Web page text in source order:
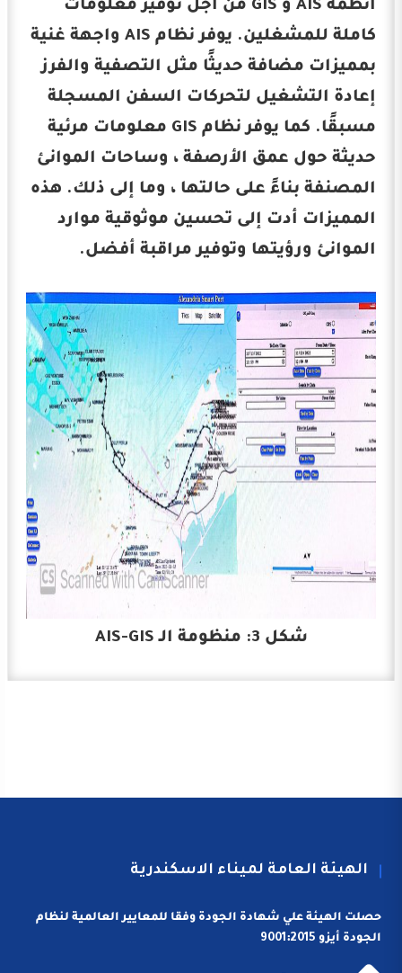
أنظمة AIS و GIS من أجل توفير معلومات
كاملة للمشغلين. يوفر نظام AIS واجهة غنية
بمميزات مضافة حديثًا مثل التصفية والفرز
إعادة التشغيل لتحركات السفن المسجلة
مسبقًا. كما يوفر نظام GIS معلومات مرئية
حديثة حول عمق الأرصفة ، وساحات الموانئ
المصنفة بناءً على حالتها ، وما إلى ذلك. هذه
المميزات أدت إلى تحسين موثوقية موارد
الموانئ ورؤيتها وتوفير مراقبة أفضل.
شكل 3: منظومة الـ AIS-GIS
الهيئة العامة لميناء الاسكندرية
حصلت الهيئة علي شهادة الجودة وفقا للمعايير العالمية لنظام
الجودة أيزو 9001:2015